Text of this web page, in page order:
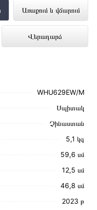
Առաքում և վճարում
Վերադարձ
է
լավագույն
WHU629EW/M
Սպիտակ
Չինաստան
5,1 կգ
59,6 սմ
12,5 սմ
46,8 սմ
2023 թ